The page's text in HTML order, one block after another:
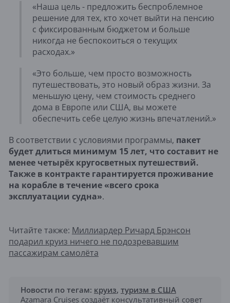
«Наша цель - предложить беспроблемное
решение для тех, кто хочет выйти на пенсию
с фиксированным бюджетом и больше
никогда не беспокоиться о текущих
расходах.»
«Это больше, чем просто возможность
путешествовать, это новый образ жизни. За
меньшую цену, чем стоимость среднего
дома в Европе или США, вы можете
обеспечить себе целую жизнь впечатлений.»
В соответствии с условиями программы, пакет
будет длиться минимум 15 лет, что составит не
менее четырёх кругосветных путешествий.
Также в контракте гарантируется проживание
на корабле в течение «всего срока
эксплуатации судна».
Читайте также: Миллиардер Ричард Брэнсон
подарил круиз ничего не подозревавшим
пассажирам самолёта
Новости по тегам: круиз, туризм в США
Azamara Cruises создаёт консультативный совет